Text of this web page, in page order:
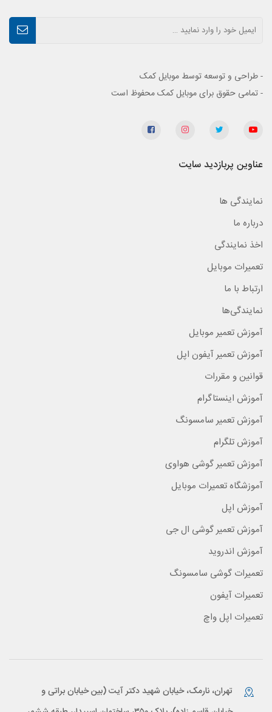
- طراحی و توسعه توسط موبایل کمک
- تمامی حقوق برای موبایل کمک محفوظ است
عناوین پربازدید سایت
نمایندگی ها
درباره ما
اخذ نمایندگی
تعمیرات موبایل
ارتباط با ما
نمایندگی‌ها
آموزش تعمیر موبایل
آموزش تعمیر آیفون اپل
قوانین و مقررات
آموزش اینستاگرام
آموزش تعمیر سامسونگ
آموزش تلگرام
آموزش تعمیر گوشی هواوی
آموزشگاه تعمیرات موبایل
آموزش اپل
آموزش تعمیر گوشی ال جی
آموزش اندروید
تعمیرات گوشی سامسونگ
تعمیرات آیفون
تعمیرات اپل واچ
تهران، نارمک، خیابان شهید دکتر آیت (بین خیابان براتی و